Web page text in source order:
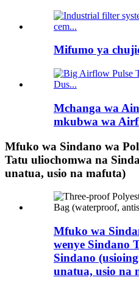
Mifumo ya
Mchanga wa
mkubwa wa
Mfuko wa Sindano wa
Tatu uliochomwa na
unatua, usio na mafuta)
Mfuko wa
wenye Sindano
Sindano
unatua, usio na